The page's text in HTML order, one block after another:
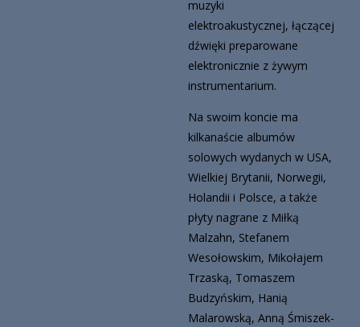
muzyki
elektroakustycznej, łączącej
dźwięki preparowane
elektronicznie z żywym
instrumentarium.
Na swoim koncie ma
kilkanaście albumów
solowych wydanych w USA,
Wielkiej Brytanii, Norwegii,
Holandii i Polsce, a także
płyty nagrane z Miłką
Malzahn, Stefanem
Wesołowskim, Mikołajem
Trzaską, Tomaszem
Budzyńskim, Hanią
Malarowską, Anną Śmiszek-